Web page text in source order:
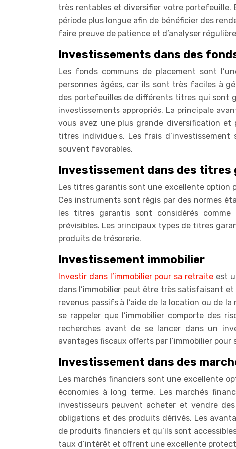
très rentables et diversifier votre portefeuille.
période plus longue afin de bénéficier des
faire preuve de patience et d’analyser
Investissements dans des
Les fonds communs de placement sont
personnes âgées, car ils sont très faciles à
des portefeuilles de différents titres qui sont
investissements appropriés. La principale
vous avez une plus grande diversification
titres individuels. Les frais
souvent favorables.
Investissement dans des titres
Les titres garantis sont une excellente option
Ces instruments sont régis par des normes
les titres garantis sont considérés
prévisibles. Les principaux types de titres
produits de trésorerie.
Investissement immobilier
Investir dans l’immobilier pour sa retraite est
dans l’immobilier peut être très satisfaisant
revenus passifs à l’aide de la location ou de
se rappeler que l’immobilier comporte des
recherches avant de se lancer dans un
avantages fiscaux offerts par l’immobilier
Investissement dans des
Les marchés financiers sont une excellente
économies à long terme. Les marchés
investisseurs peuvent acheter et vendre
obligations et des produits dérivés. Les
de produits financiers et qu’ils sont
taux d’intérêt et offrent une excellente